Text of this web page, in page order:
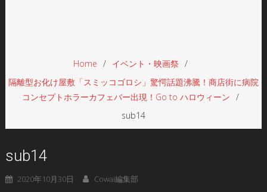
Home
イベント・映画祭
隔離型お化け屋敷「スミッコゴロシ」驚愕話題沸騰！商店街に病院
コンセプトホラーカフェバー出現！Go to ハロウィーン
sub14
sub14
2020年10月30日 Cowai編集部